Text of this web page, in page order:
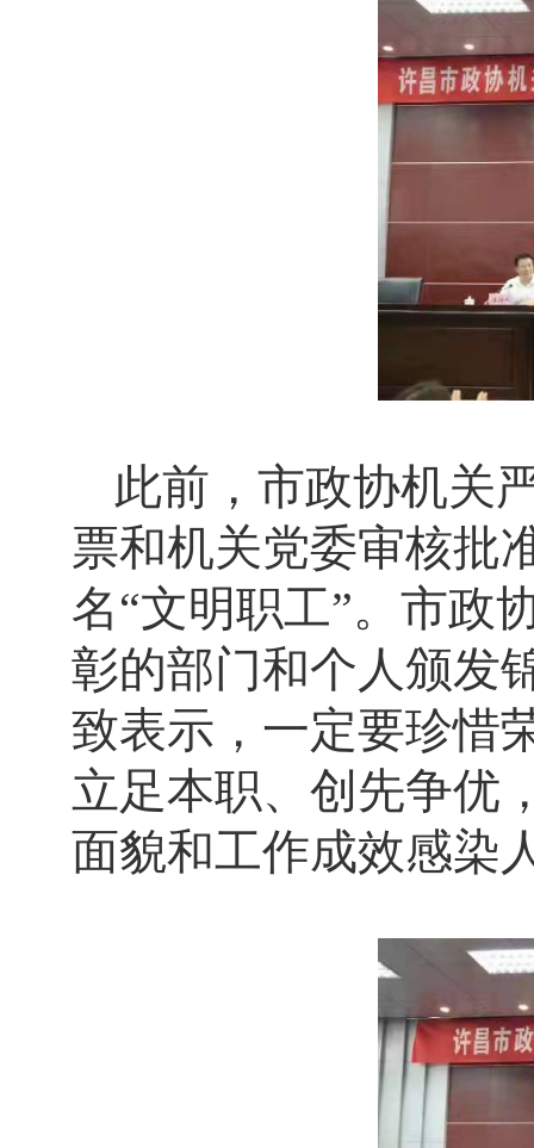
此前，市政协机关
票和机关党委审核批
名“文明职工”。市政
彰的部门和个人颁发
致表示，一定要珍惜
立足本职、创先争优
面貌和工作成效感染